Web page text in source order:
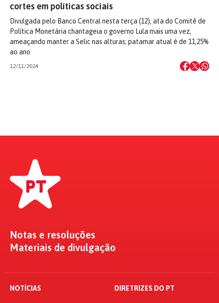
cortes em políticas sociais
Divulgada pelo Banco Central nesta terça (12), ata do Comitê de
Política Monetária chantageia o governo Lula mais uma vez,
ameaçando manter a Selic nas alturas; patamar atual é de 11,25%
ao ano
12/11/2024
Notas e resoluções
Materiais de divulgação
NOTÍCIAS DIRETRIZES DO PT